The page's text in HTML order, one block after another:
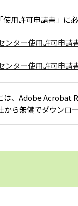
用許可申請書」に
ター使用許可申請
ター使用許可申請
、Adobe Acrobat
ら無償でダウンロー